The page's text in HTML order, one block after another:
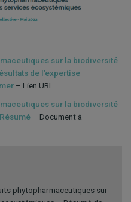
sur la biodiversité
de l’expertise
– Lien URL
sur la biodiversité
– Document à
phytopharmaceutiques sur